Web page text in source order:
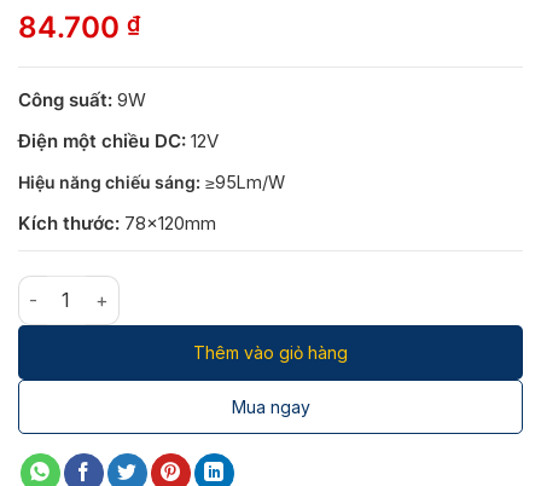
84.700 ₫
Công suất: 9W
Điện một chiều DC: 12V
Hiệu năng chiếu sáng: ≥95Lm/W
Kích thước: 78x120mm
Đèn LED Bulb chạy điện DC (12V) ELB1910/9W số lượng
Thêm vào giỏ hàng
Mua ngay